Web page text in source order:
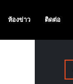
ห้องข่าว ติดต่อ